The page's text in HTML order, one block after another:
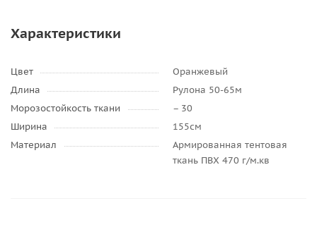
Характеристики
Цвет
Оранжевый
Длина
Рулона 50-65м
Морозостойкость ткани
– 30
Ширина
155см
Материал
Армированная тентовая
ткань ПВХ 470 г/м.кв